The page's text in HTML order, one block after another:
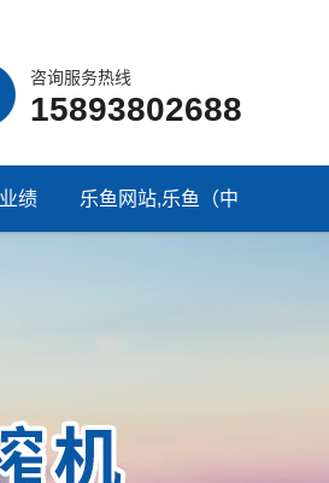
咨询服务热线
15893802688
绩 乐鱼网站,乐鱼（中